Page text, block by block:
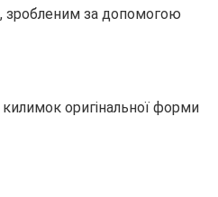
зробленим за допомогою
оригінальної форми